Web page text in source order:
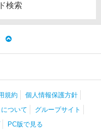
検索
規約
個人情報保護方針
について
グループサイト
PC版で見る